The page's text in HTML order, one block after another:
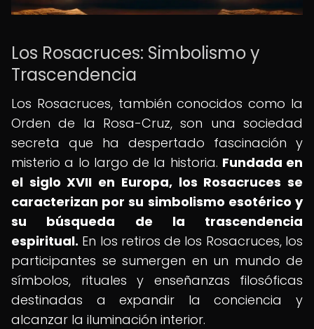
Los Rosacruces: Simbolismo y
Trascendencia
Los Rosacruces, también conocidos como la
Orden de la Rosa-Cruz, son una sociedad
secreta que ha despertado fascinación y
misterio a lo largo de la historia. Fundada en
el siglo XVII en Europa, los Rosacruces se
caracterizan por su simbolismo esotérico y
su búsqueda de la trascendencia
espiritual. En los retiros de los Rosacruces, los
participantes se sumergen en un mundo de
símbolos, rituales y enseñanzas filosóficas
destinadas a expandir la conciencia y
alcanzar la iluminación interior.